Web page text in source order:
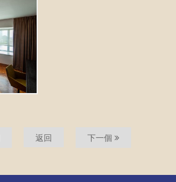
返回 下一個